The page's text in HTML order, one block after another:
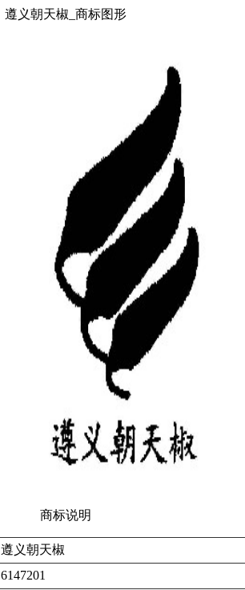
遵义朝天椒_商标图形
商标说明
遵义朝天椒
6147201